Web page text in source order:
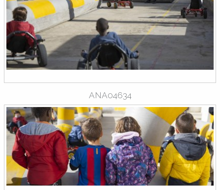
ANA04634